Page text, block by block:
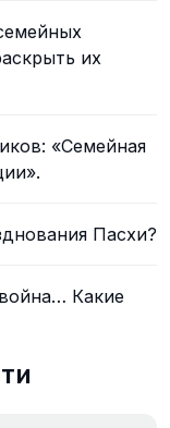
их
«Семейная
Пасхи?
Какие